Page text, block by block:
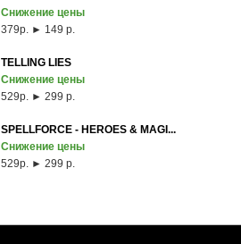
Снижение цены
379p. ► 149 р.
TELLING LIES
Снижение цены
529p. ► 299 р.
SPELLFORCE - HEROES & MAGI...
Снижение цены
529p. ► 299 р.